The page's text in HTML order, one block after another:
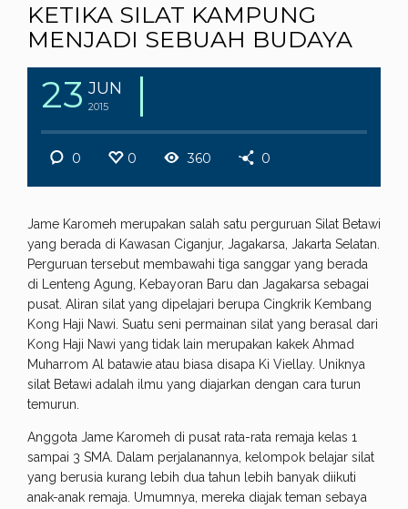
KETIKA SILAT KAMPUNG
MENJADI SEBUAH BUDAYA
23 JUN
2015
0 0 360 0
Jame Karomeh merupakan salah satu perguruan Silat Betawi
yang berada di Kawasan Ciganjur, Jagakarsa, Jakarta Selatan.
Perguruan tersebut membawahi tiga sanggar yang berada
di Lenteng Agung, Kebayoran Baru dan Jagakarsa sebagai
pusat. Aliran silat yang dipelajari berupa Cingkrik Kembang
Kong Haji Nawi. Suatu seni permainan silat yang berasal dari
Kong Haji Nawi yang tidak lain merupakan kakek Ahmad
Muharrom Al batawie atau biasa disapa Ki Viellay. Uniknya
silat Betawi adalah ilmu yang diajarkan dengan cara turun
temurun.
Anggota Jame Karomeh di pusat rata-rata remaja kelas 1
sampai 3 SMA. Dalam perjalanannya, kelompok belajar silat
yang berusia kurang lebih dua tahun lebih banyak diikuti
anak-anak remaja. Umumnya, mereka diajak teman sebaya